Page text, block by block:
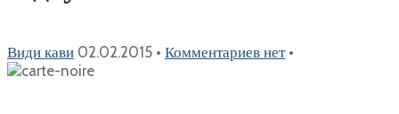
Види кави 02.02.2015 • Комментариев нет•